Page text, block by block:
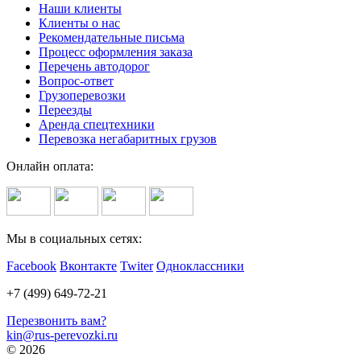
Наши клиенты
Клиенты о нас
Рекомендательные письма
Процесс оформления заказа
Перечень автодорог
Вопрос-ответ
Грузоперевозки
Переезды
Аренда спецтехники
Перевозка негабаритных грузов
Онлайн оплата:
Мы в социальных сетях:
Facebook Вконтакте Twiter Одноклассники
+7 (499) 649-72-21
Перезвонить вам?
kin@rus-perevozki.ru
© 2026